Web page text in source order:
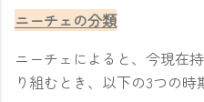
ニーチェの分類
ニーチェによると、今現在
り組むとき、以下の3つの時